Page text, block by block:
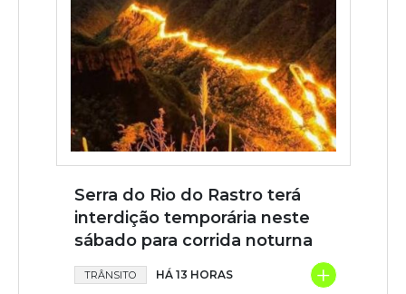
Serra do Rio do Rastro terá
interdição temporária neste
sábado para corrida noturna
TRÂNSITO HÁ 13 HORAS +